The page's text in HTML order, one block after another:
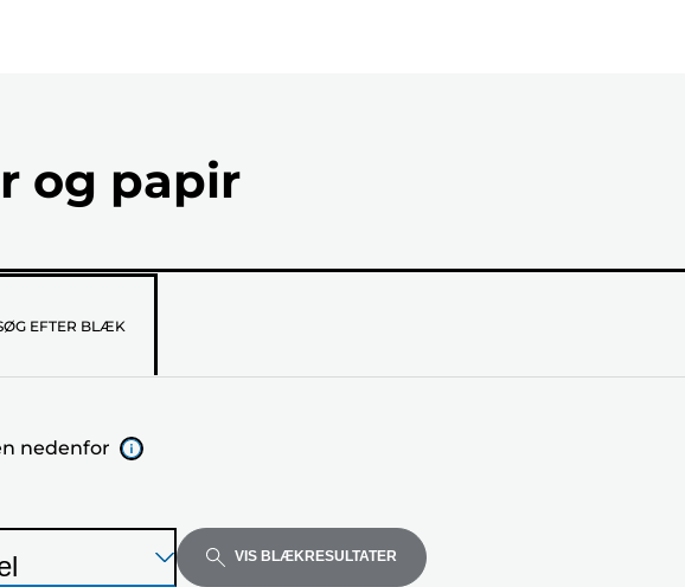
og papir
EFTER BLÆK
nedenfor
VIS BLÆKRESULTATER